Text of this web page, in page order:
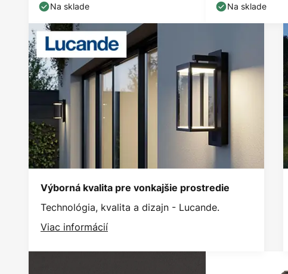
Na sklade Na sklade
Výborná kvalita pre vonkajšie prostredie
Technológia, kvalita a dizajn - Lucande.
Viac informácií